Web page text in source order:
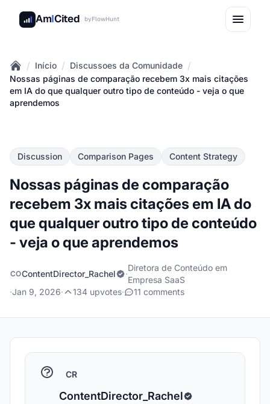
AmICited byFlowHunt
Home
/ Início / Discussoes da Comunidade /
Nossas páginas de comparação recebem 3x mais citações
em IA do que qualquer outro tipo de conteúdo - veja o que
aprendemos
Discussion Comparison Pages Content Strategy
Nossas páginas de comparação
recebem 3x mais citações em IA do
que qualquer outro tipo de conteúdo
- veja o que aprendemos
COContentDirector_Rachel ·
Diretora de Conteúdo em
Empresa SaaS
·Jan 9, 2026· 134 upvotes· 11 comments
CR
ContentDirector_Rachel